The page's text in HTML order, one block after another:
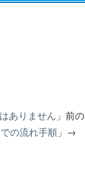
ありません 」前の
の流れ手順 」→